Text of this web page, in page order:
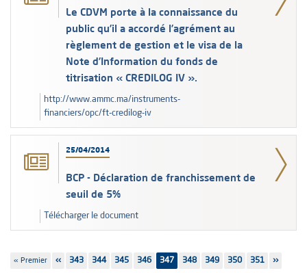
Le CDVM porte à la connaissance du
public qu’il a accordé l’agrément au
règlement de gestion et le visa de la
Note d’Information du fonds de
titrisation « CREDILOG IV ».
http://www.ammc.ma/instruments-
financiers/opc/ft-credilog-iv
25/04/2014
BCP - Déclaration de franchissement de
seuil de 5%
Télécharger le document
Pagination
Première
« Premier Page
‹‹ Page
343 Page
344 Page
345 Page
346 347 Page
348 Page
349 Page
350 Page
351 Page
››